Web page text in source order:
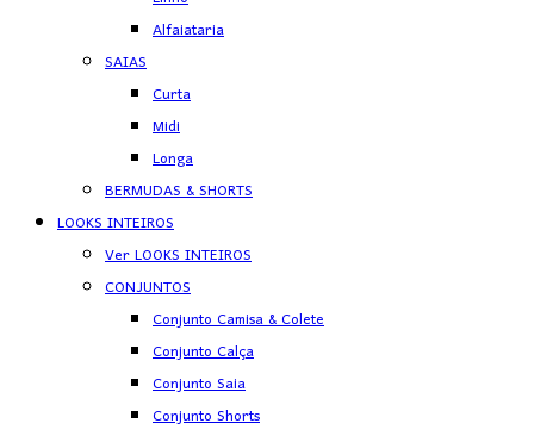
Alfaiataria
SAIAS
Curta
Midi
Longa
BERMUDAS & SHORTS
LOOKS INTEIROS
Ver LOOKS INTEIROS
CONJUNTOS
Conjunto Camisa & Colete
Conjunto Calça
Conjunto Saia
Conjunto Shorts